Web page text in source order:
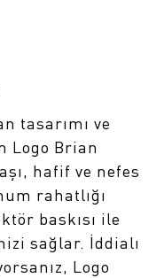
tasarımı ve
Logo Brian
hafif ve nefes
rahatlığı
baskısı ile
sağlar. İddialı
Logo